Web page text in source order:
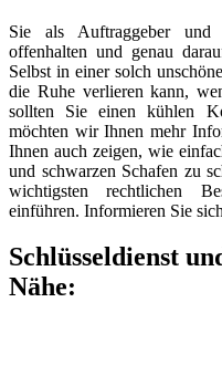
Sie als Auftraggeber
offenhalten und genau
Selbst in einer solch
die Ruhe verlieren kann,
sollten Sie einen kühlen
möchten wir Ihnen mehr
Ihnen auch zeigen, wie
und schwarzen Schafen zu
wichtigsten rechtlichen
einführen. Informieren Sie
Schlüsseldienst
Nähe: